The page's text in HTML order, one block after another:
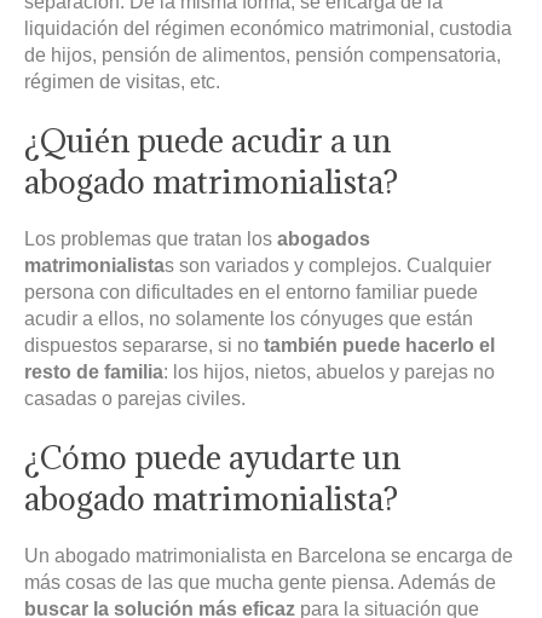
liquidación del régimen económico matrimonial, custodia
de hijos, pensión de alimentos, pensión compensatoria,
régimen de visitas, etc.
¿Quién puede acudir a un
abogado matrimonialista?
Los problemas que tratan los abogados
matrimonialistas son variados y complejos. Cualquier
persona con dificultades en el entorno familiar puede
acudir a ellos, no solamente los cónyuges que están
dispuestos separarse, si no también puede hacerlo el
resto de familia: los hijos, nietos, abuelos y parejas no
casadas o parejas civiles.
¿Cómo puede ayudarte un
abogado matrimonialista?
Un abogado matrimonialista en Barcelona se encarga de
más cosas de las que mucha gente piensa. Además de
buscar la solución más eficaz para la situación que